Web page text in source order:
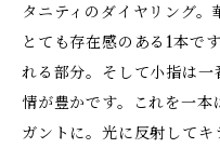
タニティのダイヤリング。
とても存在感のある1本で
れる部分。そして小指は
情が豊かです。これを一
ガントに。光に反射して